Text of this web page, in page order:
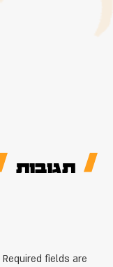
תגובות
Required fields are